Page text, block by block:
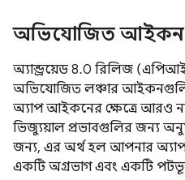
অভিযোজিত আইকন
অ্যান্ড্রয়েড 8.0 রিলিজ
অভিযোজিত লঞ্চার
অ্যাপ আইকনের ক্ষেত্রে আরও
ভিজ্যুয়াল প্রভাবগুলির জন্য
জন্য, এর অর্থ হল আপনার
একটি অগ্রভাগ এবং একটি